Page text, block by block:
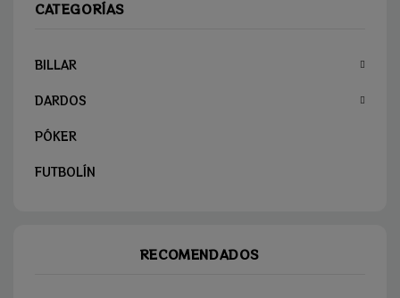
CATEGORÍAS
BILLAR
DARDOS
PÓKER
FUTBOLÍN
RECOMENDADOS